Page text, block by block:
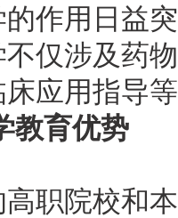
作用日益
仅涉及药
应用指导
教育优势
职院校和